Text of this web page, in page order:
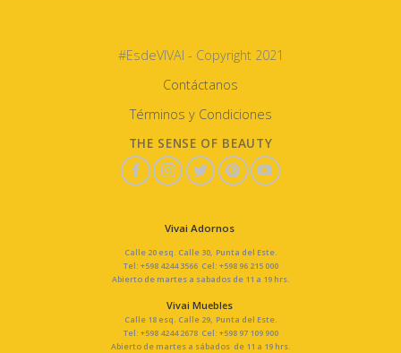
#EsdeVIVAI - Copyright 2021
Contáctanos
Términos y Condiciones
THE SENSE OF BEAUTY
Vivai Adornos
Calle 20 esq. Calle 30, Punta del Este.
Tel: +598 4244 3566 Cel: +598 96 215 000
Abierto de martes a sabados de 11 a 19 hrs.
Vivai Muebles
Calle 18 esq. Calle 29, Punta del Este.
Tel: +598 4244 2678 Cel: +598 97 109 900
Abierto de martes a sábados de 11 a 19 hrs.